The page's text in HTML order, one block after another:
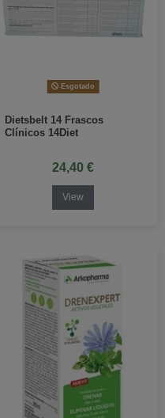
Esgotado
Dietsbelt 14 Frascos
Clínicos 14Diet
24,40 €
View